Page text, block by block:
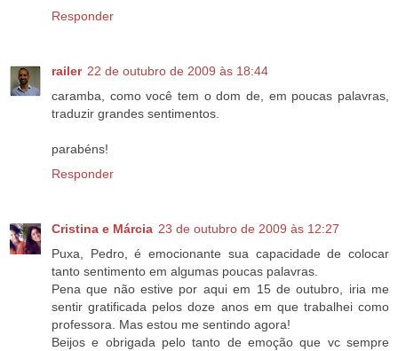
Responder
railer 22 de outubro de 2009 às 18:44
caramba, como você tem o dom de, em poucas palavras,
traduzir grandes sentimentos.
parabéns!
Responder
Cristina e Márcia 23 de outubro de 2009 às 12:27
Puxa, Pedro, é emocionante sua capacidade de colocar
tanto sentimento em algumas poucas palavras.
Pena que não estive por aqui em 15 de outubro, iria me
sentir gratificada pelos doze anos em que trabalhei como
professora. Mas estou me sentindo agora!
Beijos e obrigada pelo tanto de emoção que vc sempre